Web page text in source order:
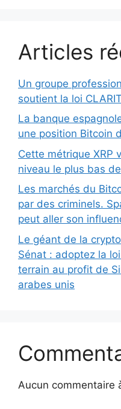
Articles
Un groupe
soutient la loi
La banque
une position Bitcoin
Cette métrique XRP
niveau le plus bas
Les marchés du
par des criminels.
peut aller son
Le géant de la
Sénat : adoptez la
terrain au profit de
arabes unis
Aucun commentaire